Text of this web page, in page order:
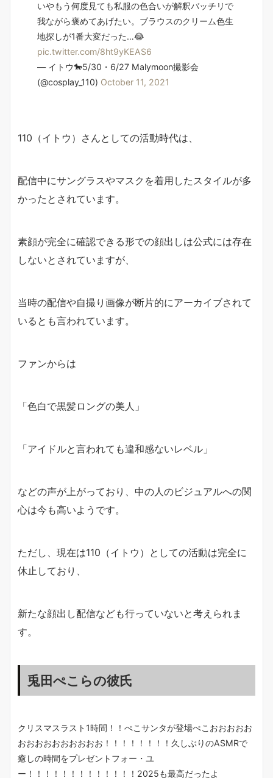
いやもう何度見ても私服の色合いが解釈バッチリで
我ながら褒めてあげたい。ブラウスのクリーム色生
地探しが1番大変だった…😂
pic.twitter.com/8ht9yKEAS6
— イトウ🐎5/30・6/27 Malymoon撮影会
(@cosplay_110) October 11, 2021
110（イトウ）さんとしての活動時代は、
配信中にサングラスやマスクを着用したスタイルが多
かったとされています。
素顔が完全に確認できる形での顔出しは公式には存在
しないとされていますが、
当時の配信や自撮り画像が断片的にアーカイブされて
いるとも言われています。
ファンからは
「色白で黒髪ロングの美人」
「アイドルと言われても違和感ないレベル」
などの声が上がっており、中の人のビジュアルへの関
心は今も高いようです。
ただし、現在は110（イトウ）としての活動は完全に
休止しており、
新たな顔出し配信なども行っていないと考えられま
す。
兎田ぺこらの彼氏
クリスマスラスト1時間！！ぺこサンタが登場ぺこおおおおお
おおおおおおおおおお！！！！！！！！久しぶりのASMRで
癒しの時間をプレゼントフォー・ユ
ー！！！！！！！！！！！！！2025も最高だったよ